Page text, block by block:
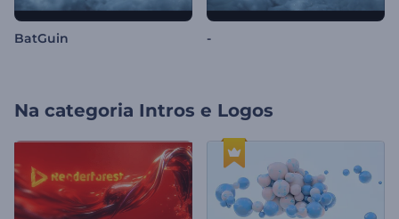
BatGuin -
Na categoria Intros e Logos